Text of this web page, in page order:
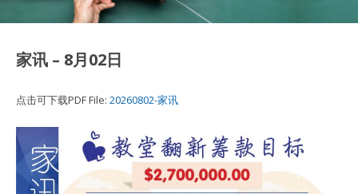
家讯 – 8月02日
点击可下载PDF File: 20260802-家讯